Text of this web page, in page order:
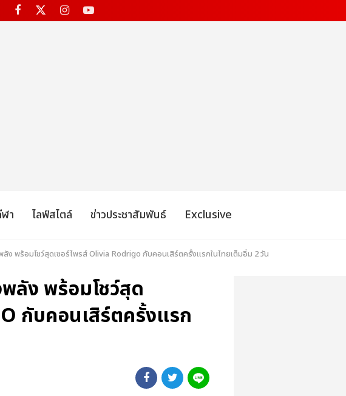
า ไลฟ์สไตล์ ข่าวประชาสัมพันธ์ Exclusive
ลัง พร้อมโชว์สุดเซอร์ไพรส์ Olivia Rodrigo กับคอนเสิร์ตครั้งแรกในไทยเต็มอิ่ม 2 วัน
ลัง พร้อมโชว์สุด
กับคอนเสิร์ตครั้งแรก